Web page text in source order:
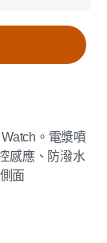
。電漿噴
感應、防潑水
面